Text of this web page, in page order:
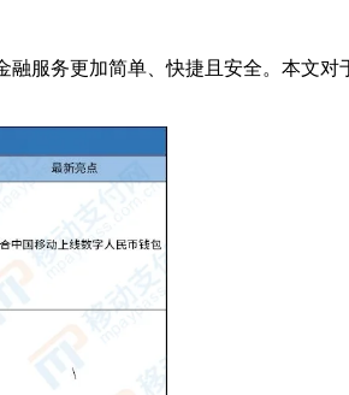
服务更加简单、快捷且安全。本文对